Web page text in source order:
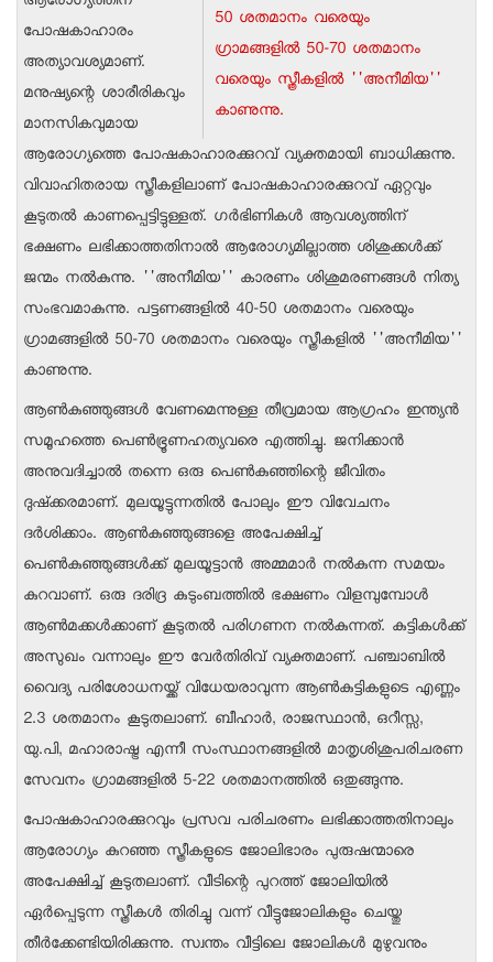
50 ശതമാനം വരെയും
ഗ്രാമങ്ങളില്‍ 50-70 ശതമാനം
വരെയും സ്ത്രീകളില്‍ ''അനീമിയ''
കാണുന്നു.
പോഷകാഹാരം
അത്യാവശ്യമാണ്.
മനുഷ്യന്റെ ശാരീരികവും
മാനസികവുമായ
ആരോഗ്യത്തെ പോഷകാഹാരക്കുറവ് വ്യക്തമായി ബാധിക്കുന്നു.
വിവാഹിതരായ സ്ത്രീകളിലാണ് പോഷകാഹാരക്കുറവ് ഏറ്റവും
കൂടുതല്‍ കാണപ്പെട്ടിട്ടുള്ളത്. ഗര്‍ഭിണികള്‍ ആവശ്യത്തിന്
ഭക്ഷണം ലഭിക്കാത്തതിനാല്‍ ആരോഗ്യമില്ലാത്ത ശിശുക്കള്‍ക്ക്
ജന്മം നല്‍കുന്നു. ''അനീമിയ'' കാരണം ശിശുമരണങ്ങള്‍ നിത്യ
സംഭവമാകുന്നു. പട്ടണങ്ങളില്‍ 40-50 ശതമാനം വരെയും
ഗ്രാമങ്ങളില്‍ 50-70 ശതമാനം വരെയും സ്ത്രീകളില്‍ ''അനീമിയ''
കാണുന്നു.
ആണ്‍കുഞ്ഞുങ്ങള്‍ വേണമെന്നുള്ള തീവ്രമായ ആഗ്രഹം ഇന്ത്യന്‍
സമൂഹത്തെ പെണ്‍ഭ്രൂണഹത്യവരെ എത്തിച്ചു. ജനിക്കാന്‍
അനുവദിച്ചാല്‍ തന്നെ ഒരു പെണ്‍കുഞ്ഞിന്റെ ജീവിതം
ദുഷ്‌ക്കരമാണ്. മുലയൂട്ടുന്നതില്‍ പോലും ഈ വിവേചനം
ദര്‍ശിക്കാം. ആണ്‍കുഞ്ഞുങ്ങളെ അപേക്ഷിച്ച്
പെണ്‍കുഞ്ഞുങ്ങള്‍ക്ക് മുലയൂട്ടാന്‍ അമ്മമാര്‍ നല്‍കുന്ന സമയം
കുറവാണ്. ഒരു ദരിദ്ര കുടുംബത്തില്‍ ഭക്ഷണം വിളമ്പുമ്പോള്‍
ആണ്‍മക്കള്‍ക്കാണ് കൂടുതല്‍ പരിഗണന നല്‍കുന്നത്. കുട്ടികള്‍ക്ക്
അസുഖം വന്നാലും ഈ വേര്‍തിരിവ് വ്യക്തമാണ്. പഞ്ചാബില്‍
വൈദ്യ പരിശോധനയ്ക്ക് വിധേയരാവുന്ന ആണ്‍കുട്ടികളുടെ എണ്ണം
2.3 ശതമാനം കൂടുതലാണ്. ബീഹാര്‍, രാജസ്ഥാന്‍, ഒറീസ്സ,
യു.പി, മഹാരാഷ്ട്ര എന്നീ സംസ്ഥാനങ്ങളില്‍ മാതൃശിശുപരിചരണ
സേവനം ഗ്രാമങ്ങളില്‍ 5-22 ശതമാനത്തില്‍ ഒതുങ്ങുന്നു.
പോഷകാഹാരക്കുറവും പ്രസവ പരിചരണം ലഭിക്കാത്തതിനാലും
ആരോഗ്യം കുറഞ്ഞ സ്ത്രീകളുടെ ജോലിഭാരം പുരുഷന്മാരെ
അപേക്ഷിച്ച് കൂടുതലാണ്. വീടിന്റെ പുറത്ത് ജോലിയില്‍
ഏര്‍പ്പെടുന്ന സ്ത്രീകള്‍ തിരിച്ചു വന്ന് വീട്ടുജോലികളും ചെയ്തു
തീര്‍ക്കേണ്ടിയിരിക്കുന്നു. സ്വന്തം വീട്ടിലെ ജോലികള്‍ മുഴുവനും